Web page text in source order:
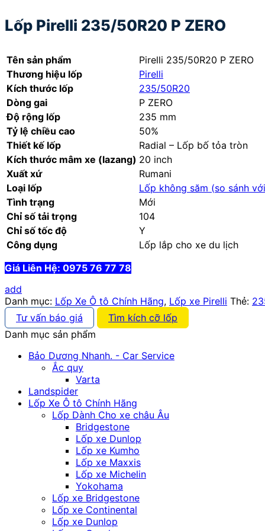
Lốp Pirelli 235/50R20 P ZERO
Tên sản phẩm
Pirelli 235/50R20 P ZERO
Thương hiệu lốp
Pirelli
Kích thước lốp
235/50R20
Dòng gai
P ZERO
Độ rộng lốp
235 mm
Tỷ lệ chiều cao
50%
Thiết kế lốp
Radial – Lốp bố tỏa tròn
Kích thước mâm xe (lazang) 20 inch
Xuất xứ
Rumani
Loại lốp
Lốp không săm (so sánh
Tình trạng
Mới
Chỉ số tải trọng
104
Chỉ số tốc độ
Y
Công dụng
Lốp lắp cho xe du lịch
Giá Liên Hệ: 0975 76 77 78
add
Danh mục: Lốp Xe Ô tô Chính Hãng, Lốp xe Pirelli Thẻ:
Tư vấn báo giá
Tìm kích cỡ lốp
Danh mục sản phẩm
Bảo Dương Nhanh. - Car Service
Ắc quy
Varta
Landspider
Lốp Xe Ô tô Chính Hãng
Lốp Dành Cho xe châu Âu
Bridgestone
Lốp xe Dunlop
Lốp xe Kumho
Lốp xe Maxxis
Lốp xe Michelin
Yokohama
Lốp xe Bridgestone
Lốp xe Continental
Lốp xe Dunlop